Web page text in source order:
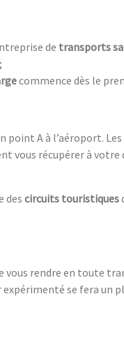
de transports
commence dès le
point A à l’aéroport. Les
vous récupérer à
descircuits touristiques
vous rendre en toute
se fera